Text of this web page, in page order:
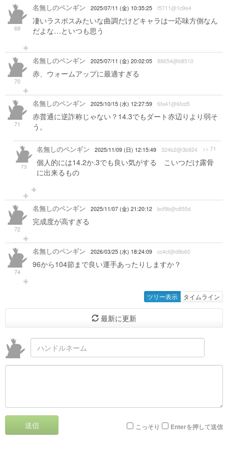
69
名無しのペンギン 2025/07/11 (金) 10:35:25 f5711@1c9e4
凄いラスボスみたいな曲調だけどキャラは一応味方側なん
だよな…といつも思う
70
名無しのペンギン 2025/07/11 (金) 20:02:05 88654@b8510
赤、ウォームアップに最適すぎる
71
名無しのペンギン 2025/10/15 (水) 12:27:59 6fa41@6fcd5
赤普通に逆詐称じゃない？14.3でもダート赤辺りより弱そ
う。
73
名無しのペンギン 2025/11/09 (日) 12:15:49 324b2@3b924 >> 71
個人的には14.2か.3でも良い気がする こいつだけ露骨
に出来るもの
72
名無しのペンギン 2025/11/07 (金) 21:20:12 bcf9b@c855d
完成度が高すぎる
74
名無しのペンギン 2026/03/25 (水) 18:24:09 cc4cf@d8b60
96から104節まで良い運手あったりしますか？
ツリー表示 タイムライン
最新に更新
送信 こっそり Enterを押して送信